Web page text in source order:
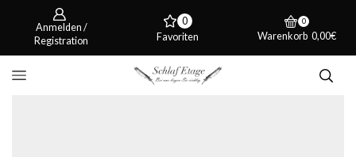
Anmelden /
Registration
0
Favoriten
0
Warenkorb 0,00€